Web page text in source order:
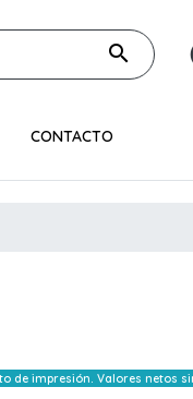
search
CONTACTO
de impresión. Valores netos